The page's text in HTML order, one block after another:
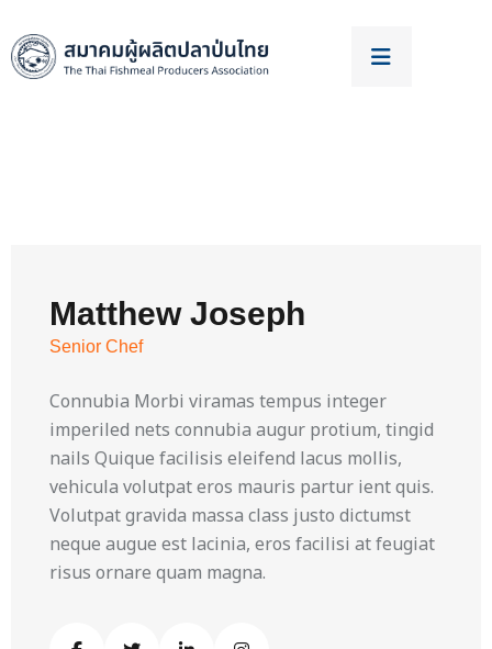
Matthew Joseph
Senior Chef
Connubia Morbi viramas tempus integer
imperiled nets connubia augur protium, tingid
nails Quique facilisis eleifend lacus mollis,
vehicula volutpat eros mauris partur ient quis.
Volutpat gravida massa class justo dictumst
neque augue est lacinia, eros facilisi at feugiat
risus ornare quam magna.